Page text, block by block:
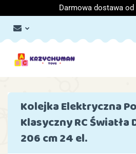
Darmowa dostawa od
Kolejka Elektryczna
Klasyczny RC
206 cm 24 el.